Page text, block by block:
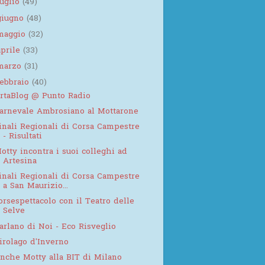
(49)
(48)
(32)
(33)
(31)
(40)
@ Punto Radio
Ambrosiano al Mottarone
Regionali di Corsa Campestre
- Risultati
incontra i suoi colleghi ad
Artesina
Regionali di Corsa Campestre
a San Maurizio...
con il Teatro delle
Selve
di Noi - Eco Risveglio
d'Inverno
Motty alla BIT di Milano